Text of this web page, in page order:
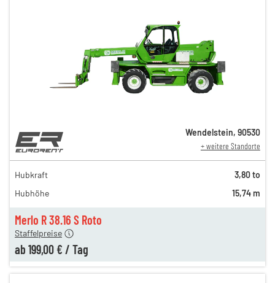
Merlo R 38.16 S Roto
279,00 €
249,00 €
229,00 €
209,00 €
Staffelpreise
ab 199,00 € / Tag
Wendelstein, 90530
+ weitere Standorte
Hubkraft
3,80 to
Hubhöhe
15,74 m